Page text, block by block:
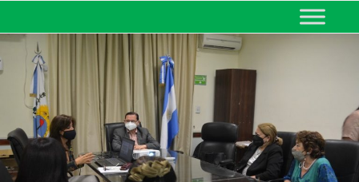
MINISTERIO DE EDUCACIÓN
DE CORRIENTES